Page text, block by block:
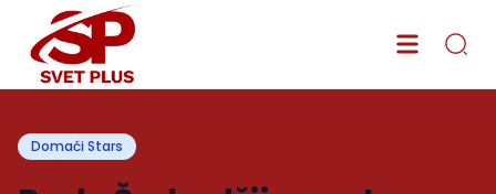
Domaći Stars